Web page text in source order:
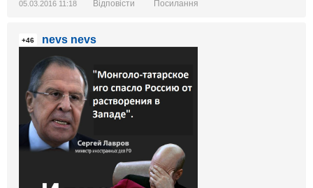
05.03.2016 11:18 Відповісти Посилання
+46 nevs nevs